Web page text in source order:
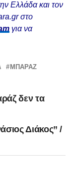
Ελλάδα και τον
στο
για να
ΜΠΑΡΑΖ
δεν τα
Διάκος” /